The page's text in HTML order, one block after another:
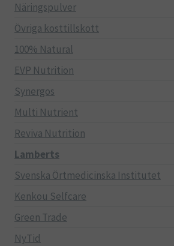
Näringspulver
Övriga kosttillskott
100% Natural
EVP Nutrition
Synergos
Multi Nutrient
Reviva Nutrition
Lamberts
Svenska Örtmedicinska Institutet
Kenkou Selfcare
Green Trade
NyTid